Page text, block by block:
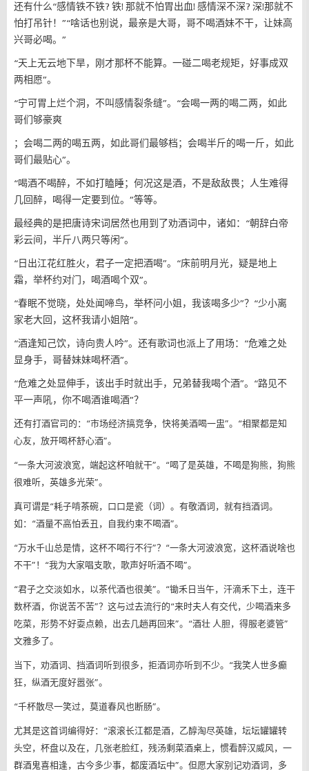
还有什么“感情铁不铁? 铁! 那就不怕胃出血! 感情深不深? 深!那就不
怕打吊针！”“啥话也别说，最亲是大哥，哥不喝酒妹不干，让妹高
兴哥必喝。”
“天上无云地下旱，刚才那杯不能算。一碰二喝老规矩，好事成双
两相愿”。
“宁可胃上烂个洞，不叫感情裂条缝”。“会喝一两的喝二两，如此
哥们够豪爽
；会喝二两的喝五两，如此哥们最够档；会喝半斤的喝一斤，如此
哥们最贴心”。
“喝酒不喝醉，不如打瞌睡；何况这是酒，不是敌敌畏；人生难得
几回醉，喝得一定要到位。”等等。
最经典的是把唐诗宋词居然也用到了劝酒词中，诸如：“朝辞白帝
彩云间，半斤八两只等闲”。
“日出江花红胜火，君子一定把酒喝”。“床前明月光，疑是地上
霜，举杯约对门，喝酒喝个双”。
“春眠不觉晓，处处闻啼鸟，举杯问小姐，我该喝多少”？“少小离
家老大回，这杯我请小姐陪”。
“酒逢知己饮，诗向贵人吟”。还有歌词也派上了用场：“危难之处
显身手，哥替妹妹喝杯酒”。
“危难之处显伸手，该出手时就出手，兄弟替我喝个酒”。“路见不
平一声吼，你不喝酒谁喝酒”？
还有打酒官司的：“市场经济搞竞争，快将美酒喝一盅”。“相聚都是知
心友，放开喝杯舒心酒”。
“一条大河波浪宽，端起这杯咱就干”。“喝了是英雄，不喝是狗熊，狗熊
很难听，英雄多光荣”。
真可谓是“耗子啃茶碗，口口是瓷（词）。有敬酒词，就有挡酒词。
如：“酒量不高怕丢丑，自我约束不喝酒”。
“万水千山总是情，这杯不喝行不行”？“一条大河波浪宽，这杯酒说啥也
不干”！“我为大家唱支歌，歌声好听酒不喝”。
“君子之交淡如水，以茶代酒也很美”。“锄禾日当午，汗滴禾下土，连干
数杯酒，你说苦不苦”？这与过去流行的“来时夫人有交代，少喝酒来多
吃菜，形势不好耍点赖，出去几趟再回来”。“酒壮 人胆，得服老婆管”
文雅多了。
当下，劝酒词、挡酒词听到很多，拒酒词亦听到不少。“我笑人世多癫
狂，纵酒无度好嚣张”。
“千杯散尽一笑过，莫道春风也断肠”。
尤其是这首词编得好：“滚滚长江都是酒，乙醇淘尽英雄，坛坛罐罐转
头空，杯盘以及在，几张老脸红，残汤剩菜酒桌上，惯看醉汉威风，一
群酒鬼喜相逢，古今多少事，都废酒坛中”。但愿大家别记劝酒词，多